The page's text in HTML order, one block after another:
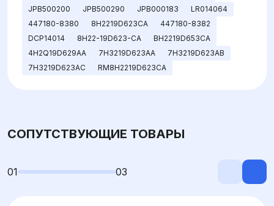
JPB500200
JPB500290 JPB000183
LR014064
447180-8380
8H2219D623CA
447180-8382
DCP14014
8H22-19D623-CA
BH2219D653CA
4H2Q19D629AA
7H3219D623AA
7H3219D623AB
7H3219D623AC
RM8H2219D623CA
СОПУТСТВУЮЩИЕ ТОВАРЫ
01 03